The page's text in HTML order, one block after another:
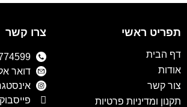
תפריט ראשי
דף הבית
אודות
צור קשר
תקנון ומדיניות פרטיות
צרו קשר
דואר
פייסבוק